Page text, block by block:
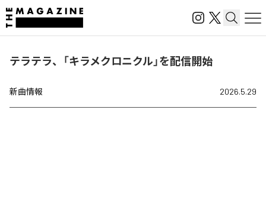
テラテラ、「キラメクロニクル」を配信開始
新曲情報 2026.5.29